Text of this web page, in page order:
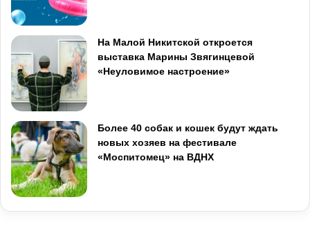
На Малой Никитской откроется
выставка Марины Звягинцевой
«Неуловимое настроение»
Более 40 собак и кошек будут ждать
новых хозяев на фестивале
«Моспитомец» на ВДНХ